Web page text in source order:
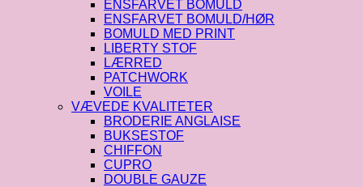
ENSFARVET BOMULD
ENSFARVET BOMULD/HØR
BOMULD MED PRINT
LIBERTY STOF
LÆRRED
PATCHWORK
VOILE
VÆVEDE KVALITETER
BRODERIE ANGLAISE
BUKSESTOF
CHIFFON
CUPRO
DOUBLE GAUZE